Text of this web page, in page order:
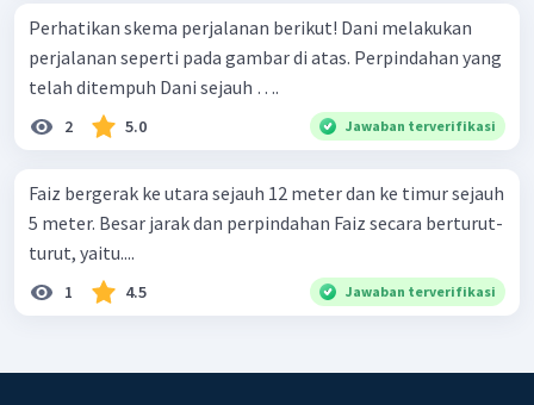
Perhatikan skema perjalanan berikut! Dani melakukan
perjalanan seperti pada gambar di atas. Perpindahan yang
telah ditempuh Dani sejauh ….
2 5.0 Jawaban terverifikasi
Faiz bergerak ke utara sejauh 12 meter dan ke timur sejauh
5 meter. Besar jarak dan perpindahan Faiz secara berturut-
turut, yaitu....
1 4.5 Jawaban terverifikasi